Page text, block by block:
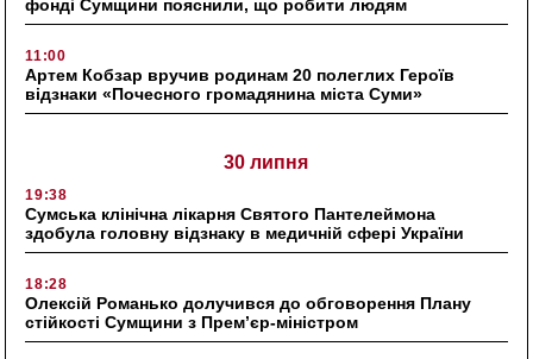
фонді Сумщини пояснили, що робити людям
11:00
Артем Кобзар вручив родинам 20 полеглих Героїв
відзнаки «Почесного громадянина міста Суми»
30 липня
19:38
Сумська клінічна лікарня Святого Пантелеймона
здобула головну відзнаку в медичній сфері України
18:28
Олексій Романько долучився до обговорення Плану
стійкості Сумщини з Прем’єр-міністром